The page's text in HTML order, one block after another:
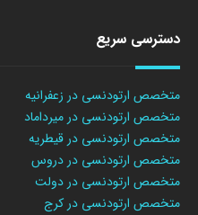
دسترسی سریع
متخصص ارتودنسی در زعفرانیه
متخصص ارتودنسی در میرداماد
متخصص ارتودنسی در قیطریه
متخصص ارتودنسی در دروس
متخصص ارتودنسی در دولت
متخصص ارتودنسی در کرج